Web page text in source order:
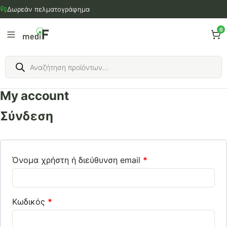
Μετάβαση
στο
περιεχόμενο
Δωρεάν πελματογράφημα
0
Products
search
My account
Σύνδεση
Όνομα χρήστη ή διεύθυνση email *
Κωδικός *